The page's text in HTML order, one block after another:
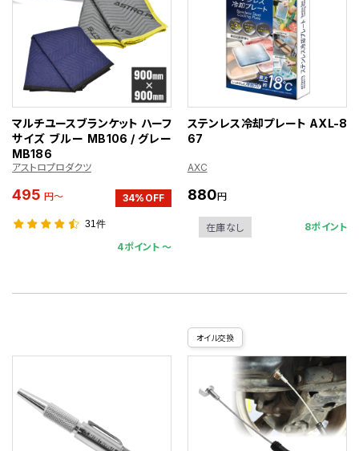
マルチユースブランケット ハーフ
サイズ ブルー MB106 / グレー
MB186
アストロプロダクツ
495 円～ 34%OFF
31件
4ポイント 〜
ステンレス冷却プレート AXL-8
67
AXC
880円
在庫なし 8ポイント
オイル交換